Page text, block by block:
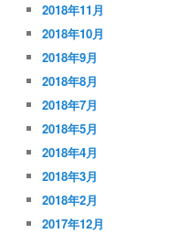
2018年11月
2018年10月
2018年9月
2018年8月
2018年7月
2018年5月
2018年4月
2018年3月
2018年2月
2017年12月